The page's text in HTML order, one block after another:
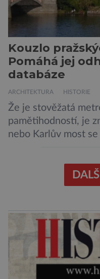
Kouzlo
Pomáhá jej
databáze
ARCHITEKTURA HISTORIE
Že je stověžatá
pamětihodností, je
nebo Karlův most
pořádně orientovat
databázi, kterou
Svobodovou. Experti